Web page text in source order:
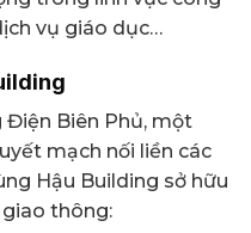
vụ giáo dục…
Biên Phủ, một
mạch nối liền các
Hậu Building sở hữu
thông: